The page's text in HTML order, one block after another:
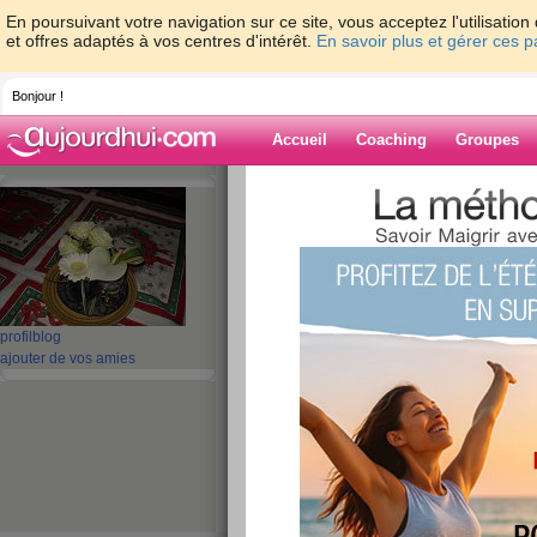
En poursuivant votre navigation sur ce site, vous acceptez
et offres adaptés à vos centres d'intérêt. En savoir plus et gérer ces
Bonjour !
Accueil Coaching Groupes
profil blog
ajouter de vos amies
> > mi
Blog de
mi juillet déjà
Je vous souhaite un bon week
bien que je sache que
amies fidèles, au moins j'ai
aucun retour des com que j'ai
décevant, mais on ne peut